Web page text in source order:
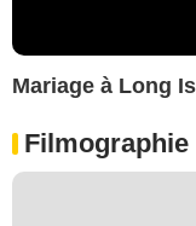
Mariage à Long
Filmographie